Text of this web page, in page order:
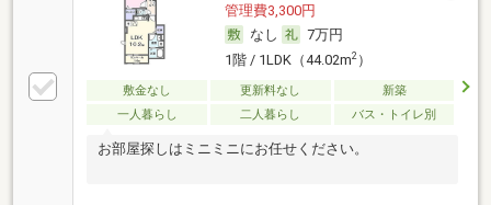
管理費3,300円
なし
7万円
1階 / 1LDK（44.02m2）
敷金なし 更新料なし
新築
一人暮らし
二人暮らし バス・トイレ別
お部屋探しはミニミニにお任せください。